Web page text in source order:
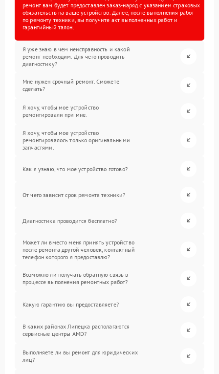
ремонт вам будет предоставлен заказ-наряд с указанием страховых
обязательств на ваше устройство. Далее, после выполнения работ
по ремонту техники, вы получите акт выполненных работ и
гарантийный талон.
Я уже знаю в чем неисправность и какой
ремонт необходим. Для чего проводить
диагностику?
Мне нужен срочный ремонт. Сможете
сделать?
Я хочу, чтобы мое устройство
ремонтировали при мне.
Я хочу, чтобы мое устройство
ремонтировалось только оригинальными
запчастями.
Как я узнаю, что мое устройство готово?
От чего зависит срок ремонта техники?
Диагностика проводится бесплатно?
Может ли вместо меня принять устройство
после ремонта другой человек, контактный
телефон которого я предоставлю?
Возможно ли получать обратную связь в
процессе выполнения ремонтных работ?
Какую гарантию вы предоставляете?
В каких районах Липецка располагаются
сервисные центры AMD?
Выполняете ли вы ремонт для юридических
лиц?